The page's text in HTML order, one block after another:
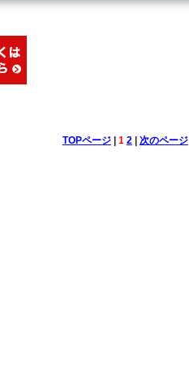
TOPページ| 1 2| 次のページ